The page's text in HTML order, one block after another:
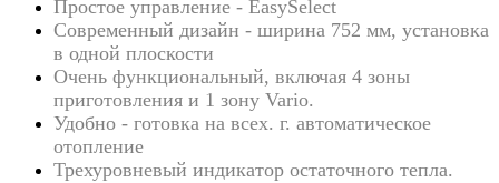
Простое управление - EasySelect
Современный дизайн - ширина 752 мм, установка
в одной плоскости
Очень функциональный, включая 4 зоны
приготовления и 1 зону Vario.
Удобно - готовка на всех. г. автоматическое
отопление
Трехуровневый индикатор остаточного тепла.